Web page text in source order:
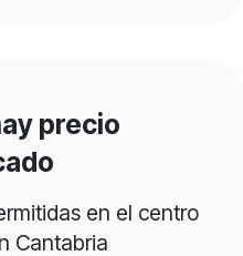
precio
en el centro
Cantabria